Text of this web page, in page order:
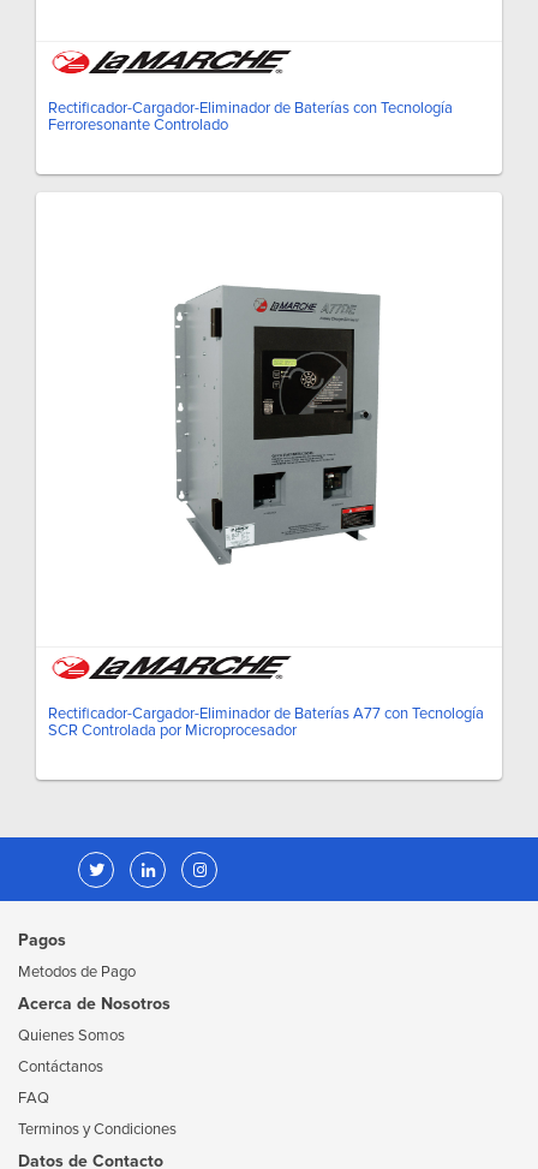
Rectificador-Cargador-Eliminador de Baterías con Tecnología
Ferroresonante Controlado
Rectificador-Cargador-Eliminador de Baterías A77 con Tecnología
SCR Controlada por Microprocesador
Pagos
Metodos de Pago
Acerca de Nosotros
Quienes Somos
Contáctanos
FAQ
Terminos y Condiciones
Datos de Contacto